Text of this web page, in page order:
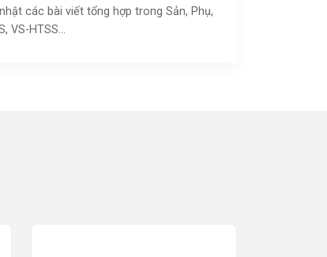
các bài viết tổng hợp trong Sản, Phụ,
VS-HTSS...